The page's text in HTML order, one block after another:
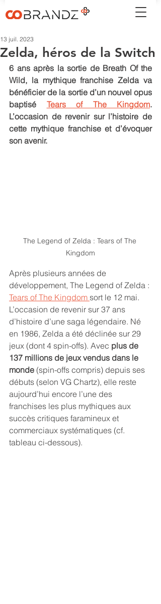
Zelda, héros de la Switch
13 juil. 2023
6 ans après la sortie de Breath Of the
Wild, la mythique franchise Zelda va
bénéficier de la sortie d’un nouvel opus
baptisé Tears of The Kingdom.
L’occasion de revenir sur l’histoire de
cette mythique franchise et d’évoquer
son avenir.
The Legend of Zelda : Tears of The
Kingdom
Après plusieurs années de
développement, The Legend of Zelda :
Tears of The Kingdom sort le 12 mai.
L’occasion de revenir sur 37 ans
d’histoire d’une saga légendaire. Né
en 1986, Zelda a été déclinée sur 29
jeux (dont 4 spin-offs). Avec plus de
137 millions de jeux vendus dans le
monde (spin-offs compris) depuis ses
débuts (selon VG Chartz), elle reste
aujourd’hui encore l’une des
franchises les plus mythiques aux
succès critiques faramineux et
commerciaux systématiques (cf.
tableau ci-dessous).